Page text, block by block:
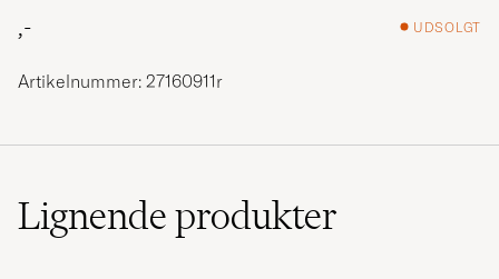
,-
UDSOLGT
Artikelnummer: 27160911r
Lignendeprodukter